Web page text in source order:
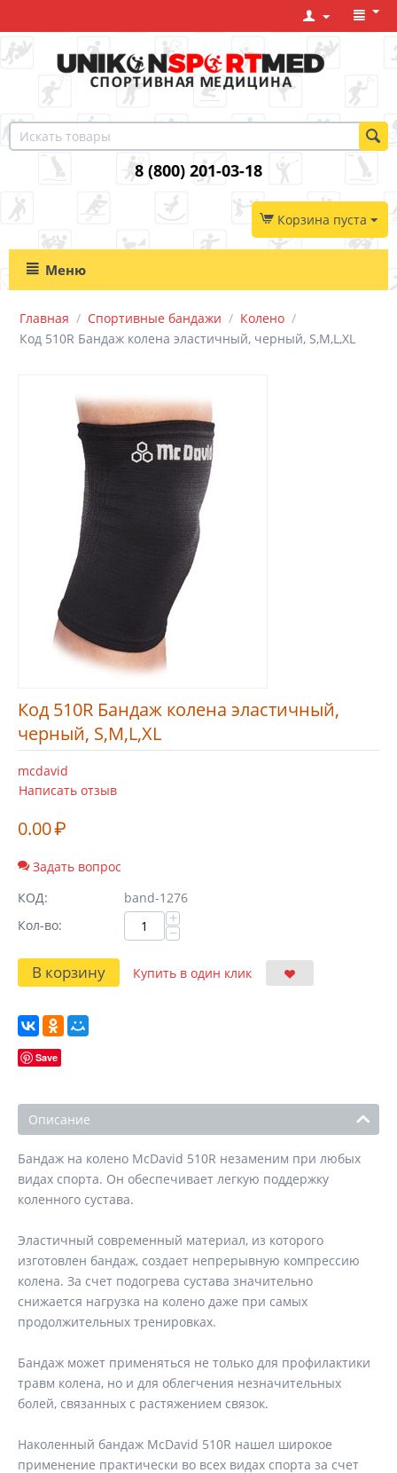
8 (800) 201-03-18
Корзина пуста
Меню
Главная / Спортивные бандажи / Колено /
Код 510R Бандаж колена эластичный, черный, S,M,L,XL
Код 510R Бандаж колена эластичный,
черный, S,M,L,XL
mcdavid
Написать отзыв
0.00₽
Задать вопрос
КОД:
band-1276
Кол-во:
+
−
В корзину Купить в один клик
Save
Описание
Бандаж на колено McDavid 510R незаменим при любых
видах спорта. Он обеспечивает легкую поддержку
коленного сустава.
Эластичный современный материал, из которого
изготовлен бандаж, создает непрерывную компрессию
колена. За счет подогрева сустава значительно
снижается нагрузка на колено даже при самых
продолжительных тренировках.
Бандаж может применяться не только для профилактики
травм колена, но и для облегчения незначительных
болей, связанных с растяжением связок.
Наколенный бандаж McDavid 510R нашел широкое
применение практически во всех видах спорта за счет